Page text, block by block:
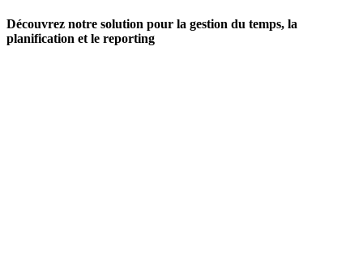
Découvrez notre solution pour la gestion du temps, la
planification et le reporting